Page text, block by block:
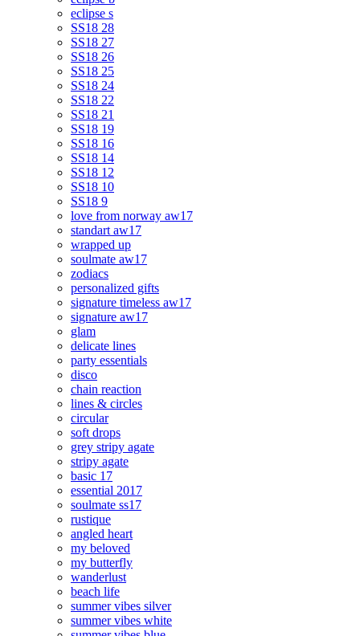
eclipse s
SS18 28
SS18 27
SS18 26
SS18 25
SS18 24
SS18 22
SS18 21
SS18 19
SS18 16
SS18 14
SS18 12
SS18 10
SS18 9
love from norway aw17
standart aw17
wrapped up
soulmate aw17
zodiacs
personalized gifts
signature timeless aw17
signature aw17
glam
delicate lines
party essentials
disco
chain reaction
lines & circles
circular
soft drops
grey stripy agate
stripy agate
basic 17
essential 2017
soulmate ss17
rustique
angled heart
my beloved
my butterfly
wanderlust
beach life
summer vibes silver
summer vibes white